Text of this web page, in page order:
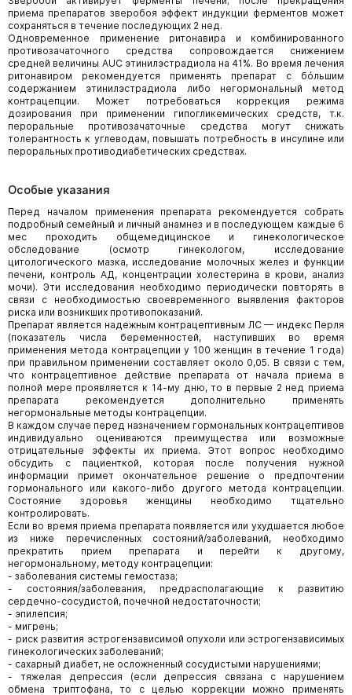
приема препаратов зверобоя эффект индукции ферментов может
сохраняться в течение последующих 2 нед.
Одновременное применение ритонавира и комбинированного
противозачаточного средства сопровождается снижением
средней величины AUC этинилэстрадиола на 41%. Во время лечения
ритонавиром рекомендуется применять препарат с бóльшим
содержанием этинилэстрадиола либо негормональный метод
контрацепции. Может потребоваться коррекция режима
дозирования при применении гипогликемических средств, т.к.
пероральные противозачаточные средства могут снижать
толерантность к углеводам, повышать потребность в инсулине или
пероральных противодиабетических средствах.
Особые указания
Перед началом применения препарата рекомендуется собрать
подробный семейный и личный анамнез и в последующем каждые 6
мес проходить общемедицинское и гинекологическое
обследование (осмотр гинекологом, исследование
цитологического мазка, исследование молочных желез и функции
печени, контроль АД, концентрации холестерина в крови, анализ
мочи). Эти исследования необходимо периодически повторять в
связи с необходимостью своевременного выявления факторов
риска или возникших противопоказаний.
Препарат является надежным контрацептивным ЛС — индекс Перля
(показатель числа беременностей, наступивших во время
применения метода контрацепции у 100 женщин в течение 1 года)
при правильном применении составляет около 0,05. В связи с тем,
что контрацептивное действие препарата от начала приема в
полной мере проявляется к 14-му дню, то в первые 2 нед приема
препарата рекомендуется дополнительно применять
негормональные методы контрацепции.
В каждом случае перед назначением гормональных контрацептивов
индивидуально оцениваются преимущества или возможные
отрицательные эффекты их приема. Этот вопрос необходимо
обсудить с пациенткой, которая после получения нужной
информации примет окончательное решение о предпочтении
гормонального или какого-либо другого метода контрацепции.
Состояние здоровья женщины необходимо тщательно
контролировать.
Если во время приема препарата появляется или ухудшается любое
из ниже перечисленных состояний/заболеваний, необходимо
прекратить прием препарата и перейти к другому,
негормональному, методу контрацепции:
- заболевания системы гемостаза;
- состояния/заболевания, предрасполагающие к развитию
сердечно-сосудистой, почечной недостаточности;
- эпилепсия;
- мигрень;
- риск развития эстрогензависимой опухоли или эстрогензависимых
гинекологических заболеваний;
- сахарный диабет, не осложненный сосудистыми нарушениями;
- тяжелая депрессия (если депрессия связана с нарушением
обмена триптофана, то с целью коррекции можно применять